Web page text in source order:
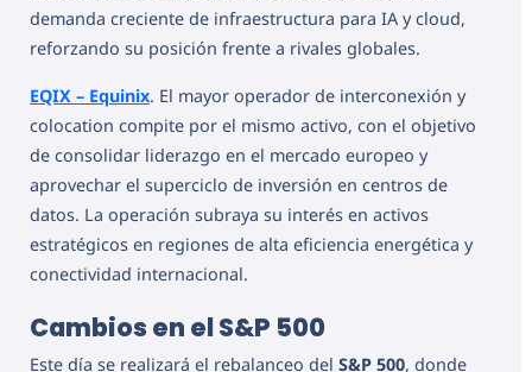
demanda creciente de infraestructura para IA y cloud,
reforzando su posición frente a rivales globales.
EQIX – Equinix. El mayor operador de interconexión y
colocation compite por el mismo activo, con el objetivo
de consolidar liderazgo en el mercado europeo y
aprovechar el superciclo de inversión en centros de
datos. La operación subraya su interés en activos
estratégicos en regiones de alta eficiencia energética y
conectividad internacional.
Cambios en el S&P 500
Este día se realizará el rebalanceo del S&P 500, donde